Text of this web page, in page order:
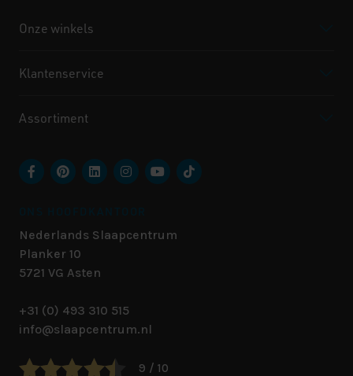
Onze winkels
Klantenservice
Assortiment
Nederlands Slaapcentrum
Planker 10
5721 VG Asten
+31 (0) 493 310 515
info@slaapcentrum.nl
9 / 10